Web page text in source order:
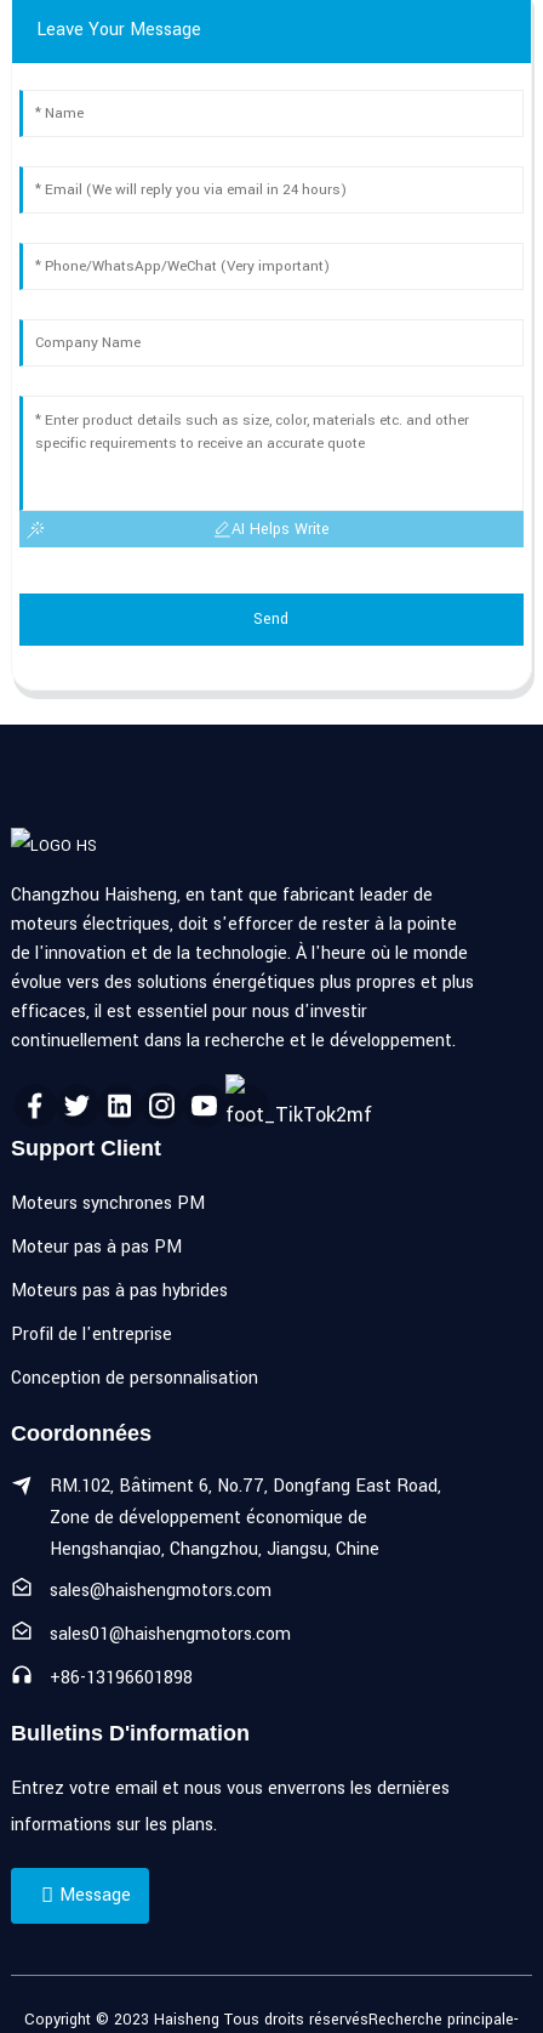
Leave Your Message
AI Helps Write
Send
Changzhou Haisheng, en tant que fabricant leader de
moteurs électriques, doit s'efforcer de rester à la pointe
de l'innovation et de la technologie. À l'heure où le monde
évolue vers des solutions énergétiques plus propres et plus
efficaces, il est essentiel pour nous d'investir
continuellement dans la recherche et le développement.
Support Client
Moteurs synchrones PM
Moteur pas à pas PM
Moteurs pas à pas hybrides
Profil de l'entreprise
Conception de personnalisation
Coordonnées
RM.102, Bâtiment 6, No.77, Dongfang East Road,
Zone de développement économique de
Hengshanqiao, Changzhou, Jiangsu, Chine
sales@haishengmotors.com
sales01@haishengmotors.com
+86-13196601898
Bulletins D'information
Entrez votre email et nous vous enverrons les dernières
informations sur les plans.
Message
Copyright © 2023 Haisheng Tous droits réservésRecherche principale-